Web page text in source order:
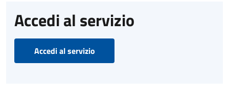
Accedi al servizio
Accedi al servizio